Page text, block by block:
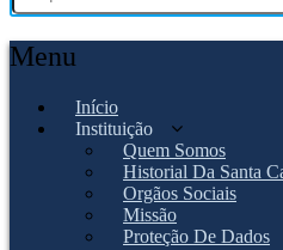
Menu
Início
Instituição
Quem Somos
Historial Da Santa
Orgãos Sociais
Missão
Proteção De Dados